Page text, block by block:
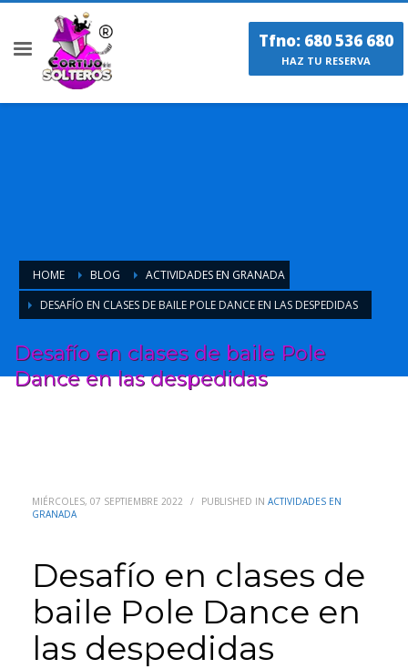
Tfno: 680 536 680
HAZ TU RESERVA
HOME BLOG
ACTIVIDADES EN GRANADA
DESAFÍO EN CLASES DE BAILE POLE DANCE EN LAS DESPEDIDAS
Desafío en clases de baile Pole
Dance en las despedidas
MIÉRCOLES, 07 SEPTIEMBRE 2022 / PUBLISHED IN ACTIVIDADES EN
GRANADA
Desafío en clases de
baile Pole Dance en
las despedidas